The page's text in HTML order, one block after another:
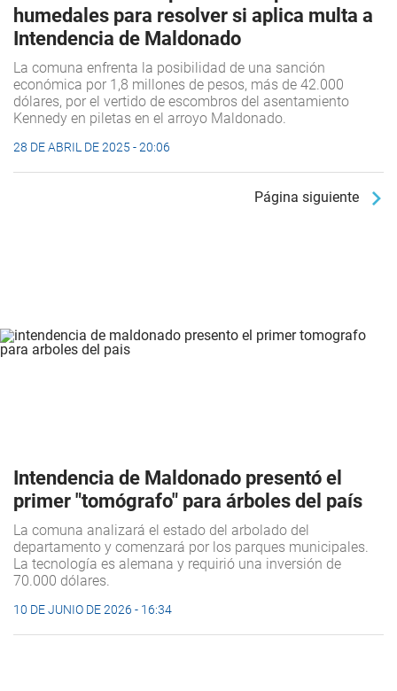
humedales para resolver si aplica multa a
Intendencia de Maldonado
La comuna enfrenta la posibilidad de una sanción
económica por 1,8 millones de pesos, más de 42.000
dólares, por el vertido de escombros del asentamiento
Kennedy en piletas en el arroyo Maldonado.
28 DE ABRIL DE 2025 - 20:06
Página siguiente
Intendencia de Maldonado presentó el
primer "tomógrafo" para árboles del país
La comuna analizará el estado del arbolado del
departamento y comenzará por los parques municipales.
La tecnología es alemana y requirió una inversión de
70.000 dólares.
10 DE JUNIO DE 2026 - 16:34